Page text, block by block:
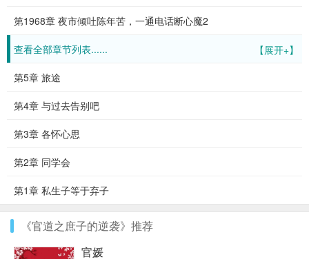
第1968章 夜市倾吐陈年苦，一通电话断心魔2
【展开+】
查看全部章节列表......
第5章 旅途
第4章 与过去告别吧
第3章 各怀心思
第2章 同学会
第1章 私生子等于弃子
《官道之庶子的逆袭》推荐
官媛